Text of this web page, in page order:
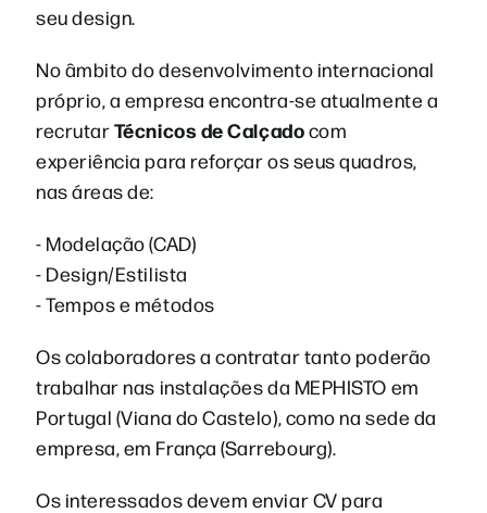
seu design.
No âmbito do desenvolvimento internacional
próprio, a empresa encontra-se atualmente a
recrutarTécnicos de Calçadocom
experiência para reforçar os seus quadros,
nas áreas de:
- Modelação (CAD)
- Design/Estilista
- Tempos e métodos
Os colaboradores a contratar tanto poderão
trabalhar nas instalações da MEPHISTO em
Portugal (Viana do Castelo), como na sede da
empresa, em França (Sarrebourg).
Os interessados devem enviar CV para